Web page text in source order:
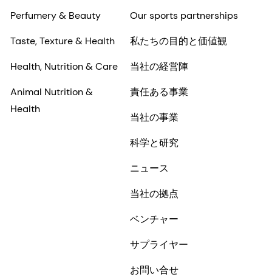
Perfumery & Beauty
Taste, Texture & Health
Health, Nutrition & Care
Animal Nutrition &
Health
Our sports partnerships
私たちの目的と価値観
当社の経営陣
責任ある事業
当社の事業
科学と研究
ニュース
当社の拠点
ベンチャー
サプライヤー
お問い合せ